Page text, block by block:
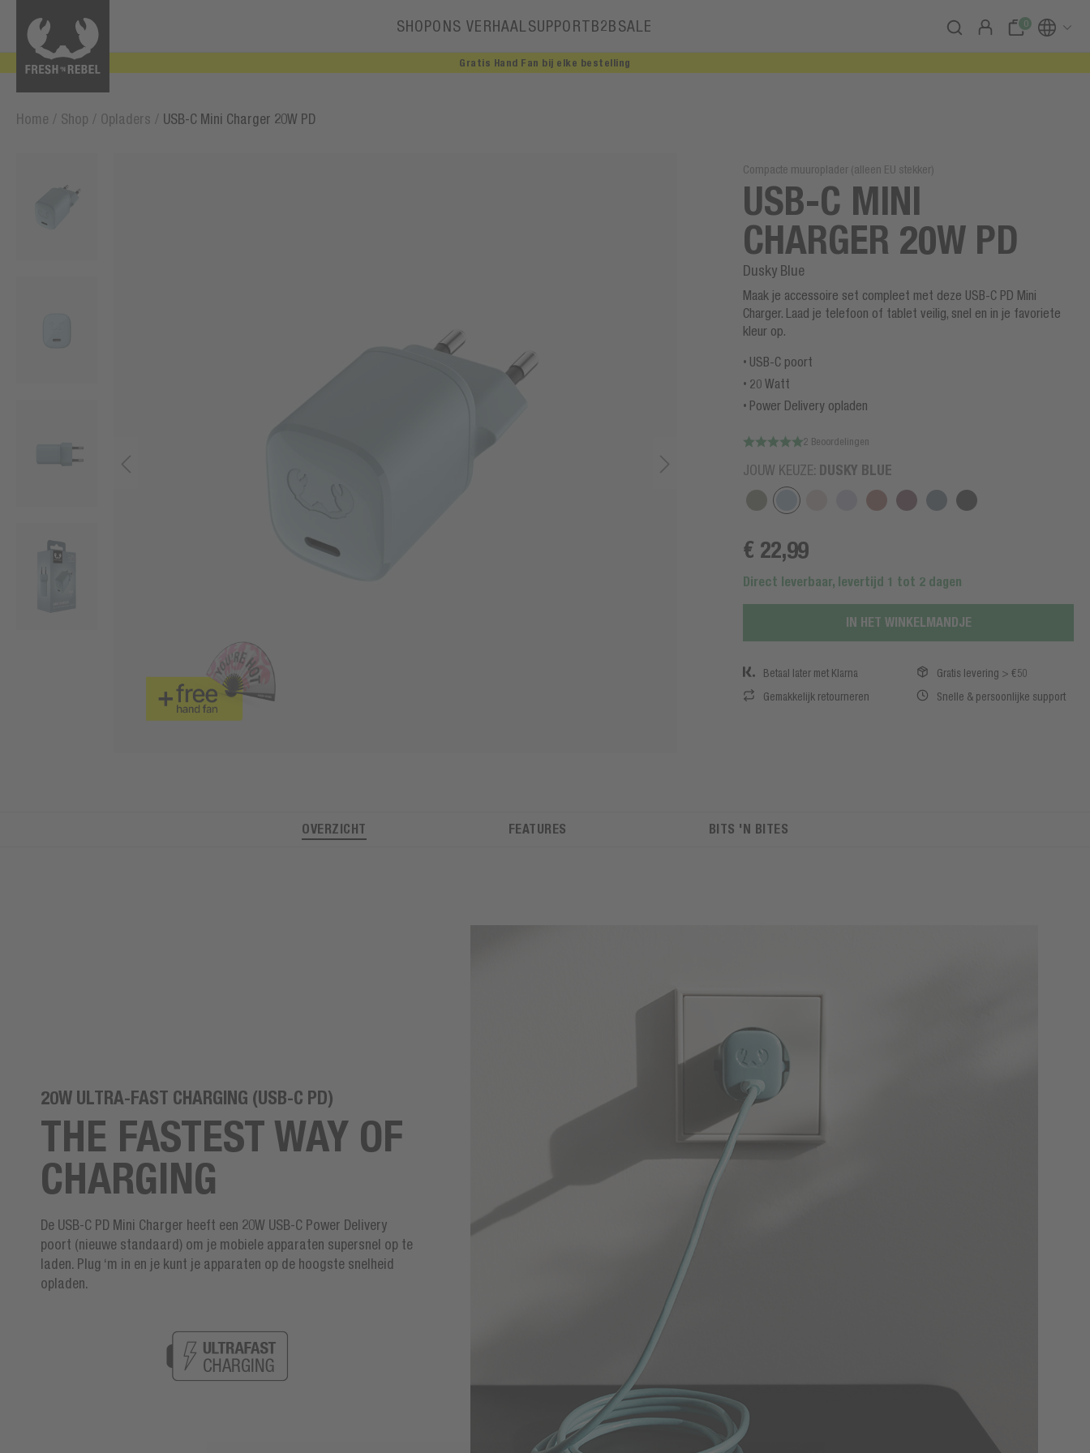
0
SHOPONS VERHAAL
Ons verhaal
SUPPORTB2BSALE
Gratis Hand Fan bij elke bestelling
Home / Shop / Opladers / USB-C Mini Charger 20W PD
Compacte muuroplader (alleen EU stekker)
USB-C MINI
CHARGER 20W PD
Dusky Blue
Maak je accessoire set compleet met deze USB-C PD Mini
Charger. Laad je telefoon of tablet veilig, snel en in je favoriete
kleur op.
USB-C poort
20 Watt
Power Delivery opladen
2 Beoordelingen
JOUW KEUZE: DUSKY BLUE
€ 22,99
Direct leverbaar, levertijd 1 tot 2 dagen
IN HET WINKELMANDJE
Betaal later met Klarna
Gratis levering > €50
Gemakkelijk retourneren
Snelle & persoonlijke support
OVERZICHT FEATURES BITS 'N BITES
20W ULTRA-FAST CHARGING (USB-C PD)
THE FASTEST WAY OF
CHARGING
De USB-C PD Mini Charger heeft een 20W USB-C Power Delivery
poort (nieuwe standaard) om je mobiele apparaten supersnel op te
laden. Plug ‘m in en je kunt je apparaten op de hoogste snelheid
opladen.